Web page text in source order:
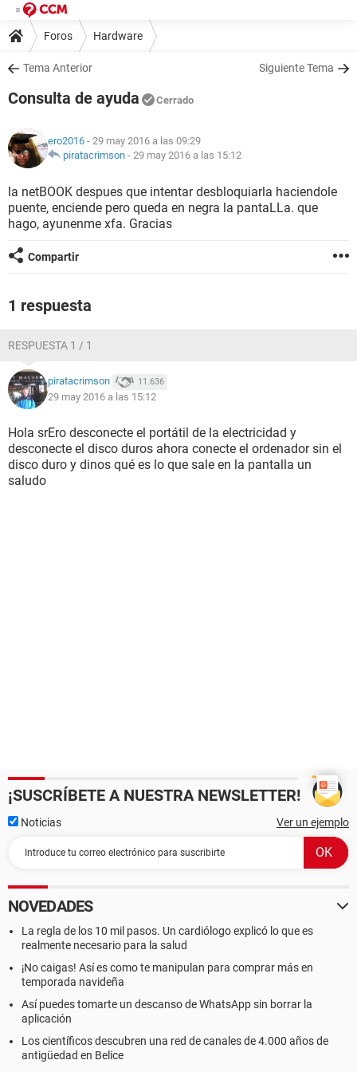
Foros Hardware
Tema Anterior Siguiente Tema
Consulta de ayuda Cerrado
ero2016 - 29 may 2016 a las 09:29
piratacrimson - 29 may 2016 a las 15:12
la netBOOK despues que intentar desbloquiarla haciendole
puente, enciende pero queda en negra la pantaLLa. que
hago, ayunenme xfa. Gracias
Compartir
1 respuesta
RESPUESTA 1 / 1
piratacrimson 11.636
29 may 2016 a las 15:12
Hola srEro desconecte el portátil de la electricidad y
desconecte el disco duros ahora conecte el ordenador sin el
disco duro y dinos qué es lo que sale en la pantalla un
saludo
¡SUSCRÍBETE A NUESTRA NEWSLETTER!
Noticias Ver un ejemplo
NOVEDADES
La regla de los 10 mil pasos. Un cardiólogo explicó lo que es
realmente necesario para la salud
¡No caigas! Así es como te manipulan para comprar más en
temporada navideña
Así puedes tomarte un descanso de WhatsApp sin borrar la
aplicación
Los científicos descubren una red de canales de 4.000 años de
antigüedad en Belice